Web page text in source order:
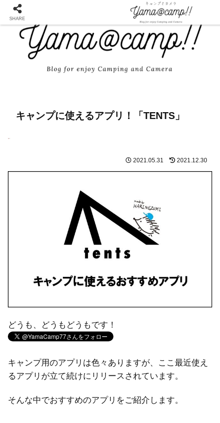
キャンプに使えるアプリ！「TENTS」
2021.05.31 2021.12.30
どうも、どうもどうもです！
キャンプ用のアプリは色々ありますが、ここ最近使え
るアプリが立て続けにリリースされています。
そんな中でおすすめのアプリをご紹介します。
SHARE